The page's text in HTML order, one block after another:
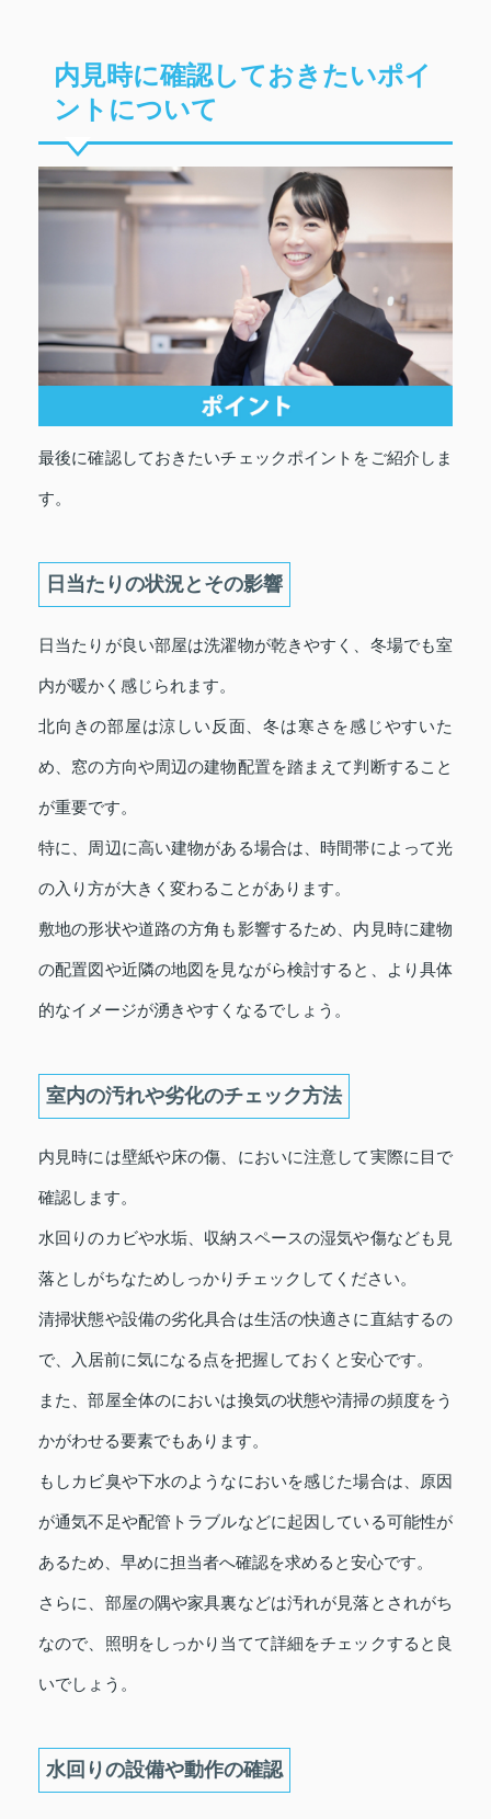
内見時に確認しておきたいポイ
ントについて
最後に確認しておきたいチェックポイントをご紹介しま
す。
日当たりの状況とその影響
日当たりが良い部屋は洗濯物が乾きやすく、冬場でも室
内が暖かく感じられます。
北向きの部屋は涼しい反面、冬は寒さを感じやすいた
め、窓の方向や周辺の建物配置を踏まえて判断すること
が重要です。
特に、周辺に高い建物がある場合は、時間帯によって光
の入り方が大きく変わることがあります。
敷地の形状や道路の方角も影響するため、内見時に建物
の配置図や近隣の地図を見ながら検討すると、より具体
的なイメージが湧きやすくなるでしょう。
室内の汚れや劣化のチェック方法
内見時には壁紙や床の傷、においに注意して実際に目で
確認します。
水回りのカビや水垢、収納スペースの湿気や傷なども見
落としがちなためしっかりチェックしてください。
清掃状態や設備の劣化具合は生活の快適さに直結するの
で、入居前に気になる点を把握しておくと安心です。
また、部屋全体のにおいは換気の状態や清掃の頻度をう
かがわせる要素でもあります。
もしカビ臭や下水のようなにおいを感じた場合は、原因
が通気不足や配管トラブルなどに起因している可能性が
あるため、早めに担当者へ確認を求めると安心です。
さらに、部屋の隅や家具裏などは汚れが見落とされがち
なので、照明をしっかり当てて詳細をチェックすると良
いでしょう。
水回りの設備や動作の確認